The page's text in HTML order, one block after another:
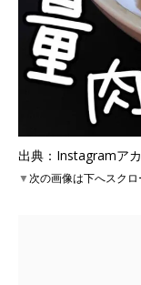
出典：Instagramア
▼次の画像は下へスク